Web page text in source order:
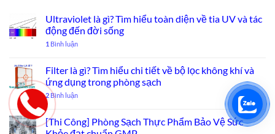
Ultraviolet là gì? Tìm hiểu toàn diện về tia UV và tác
động đến đời sống
1 Bình luận
Filter là gì? Tìm hiểu chi tiết về bộ lọc không khí và
ứng dụng trong phòng sạch
2 Bình luận
[Thi Công] Phòng Sạch Thực Phẩm Bảo Vệ Sức